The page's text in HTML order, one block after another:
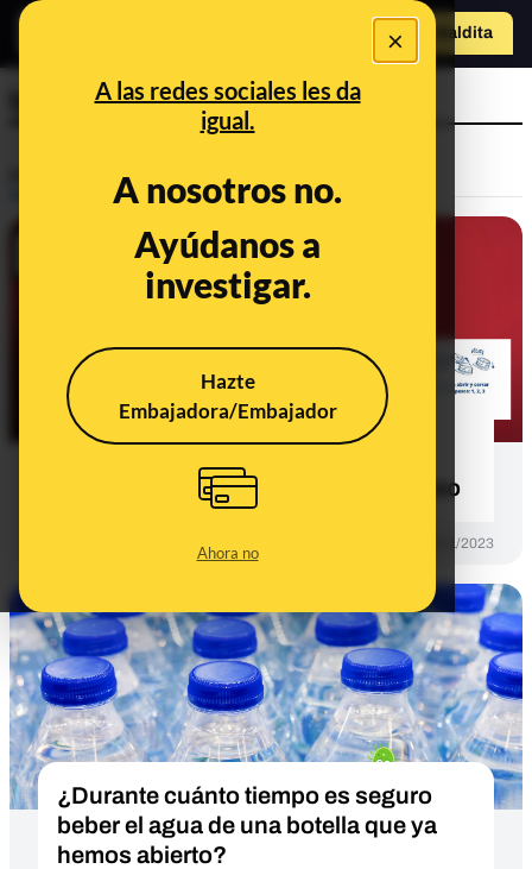
×
A las redes sociales les da
igual.
A nosotros no.
Ayúdanos a
investigar.
Hazte
Embajadora/Embajador
Ahora no
Hazte Maldito
a
botellas
El tapón unido a las botellas: una
consumo de plásticos de un solo uso
30/01/2023
¿Durante cuánto tiempo es seguro
beber el agua de una botella que ya
hemos abierto?